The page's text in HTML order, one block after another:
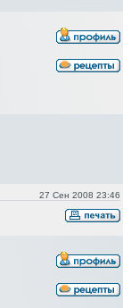
27 Сен 2008 23:46